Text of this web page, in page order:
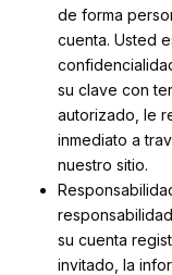
de forma
cuenta. Usted
su clave con
autorizado, le
inmediato a
nuestro sitio.
su cuenta
invitado, la